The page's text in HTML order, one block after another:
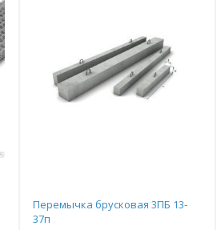
Перемычка брусковая 3ПБ 13-
37п